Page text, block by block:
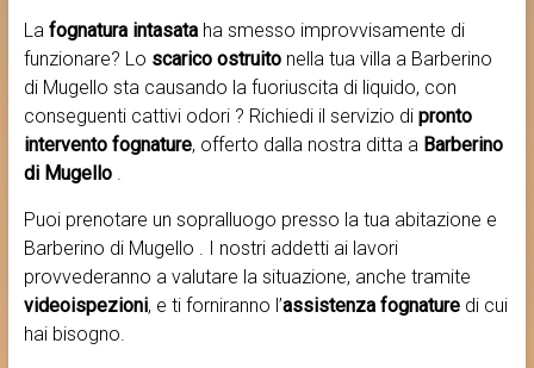
La fognatura intasataha smesso improvvisamente di
funzionare? Lo scarico ostruitonella tua villa a Barberino
di Mugello sta causando la fuoriuscita di liquido, con
conseguenti cattivi odori ? Richiedi il servizio di pronto
intervento fognature, offerto dalla nostra ditta a Barberino
di Mugello .
Puoi prenotare un sopralluogo presso la tua abitazione e
Barberino di Mugello . I nostri addetti ai lavori
provvederanno a valutare la situazione, anche tramite
videoispezioni, e ti forniranno l’assistenza fognaturedi cui
hai bisogno.